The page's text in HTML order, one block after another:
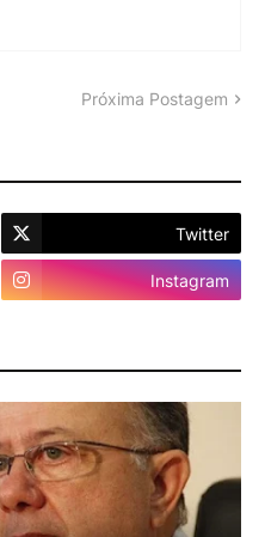
Próxima Postagem
Twitter
Instagram